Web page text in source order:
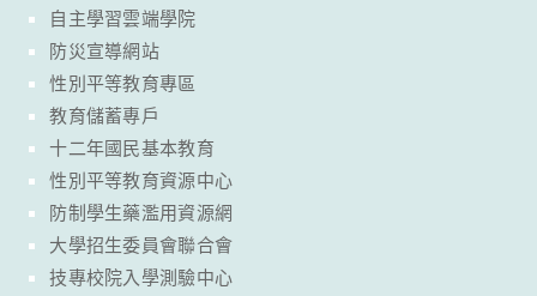
自主學習雲端學院
防災宣導網站
性別平等教育專區
教育儲蓄專戶
十二年國民基本教育
性別平等教育資源中心
防制學生藥濫用資源網
大學招生委員會聯合會
技專校院入學測驗中心